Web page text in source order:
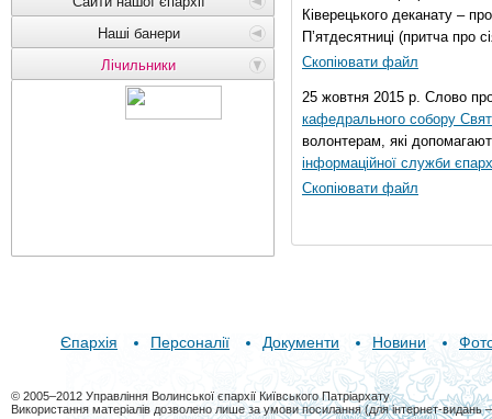
Наші банери
Лічильники
Ківерецького деканату –
П’ятдесятниці (притча про
Скопіювати файл
25 жовтня 2015 р. Слово
кафедрального собору
волонтерам, які
інформаційної служби
Скопіювати файл
Єпархія Персоналії Документи Новини
© 2005–2012 Управління Волинської єпархії Київського Патріархату
Використання матеріалів дозволено лише за умови посилання (для інтернет-видань